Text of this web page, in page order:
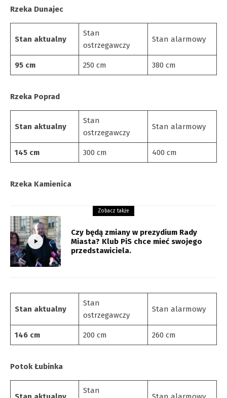
Rzeka Dunajec
Stan aktualny
Stan
ostrzegawczy
Stan alarmowy
95 cm 250 cm 380 cm
Rzeka Poprad
Stan aktualny
Stan
ostrzegawczy
Stan alarmowy
145 cm 300 cm 400 cm
Rzeka Kamienica
Zobacz także
Czy będą zmiany w prezydium Rady
Miasta? Klub PiS chce mieć swojego
przedstawiciela.
Stan aktualny
Stan
ostrzegawczy
Stan alarmowy
146 cm 200 cm 260 cm
Potok Łubinka
Stan